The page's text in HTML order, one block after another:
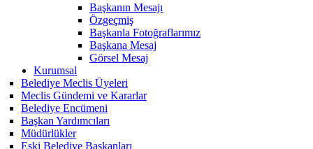
Başkanın Mesajı
Özgeçmiş
Başkanla Fotoğraflarımız
Başkana Mesaj
Görsel Mesaj
Kurumsal
Belediye Meclis Üyeleri
Meclis Gündemi ve Kararlar
Belediye Encümeni
Başkan Yardımcıları
Müdürlükler
Eski Belediye Başkanları